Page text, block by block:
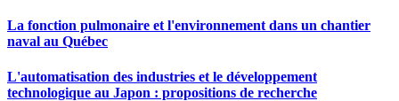
La fonction pulmonaire et l'environnement dans un chantier
naval au Québec
L'automatisation des industries et le développement
technologique au Japon : propositions de recherche